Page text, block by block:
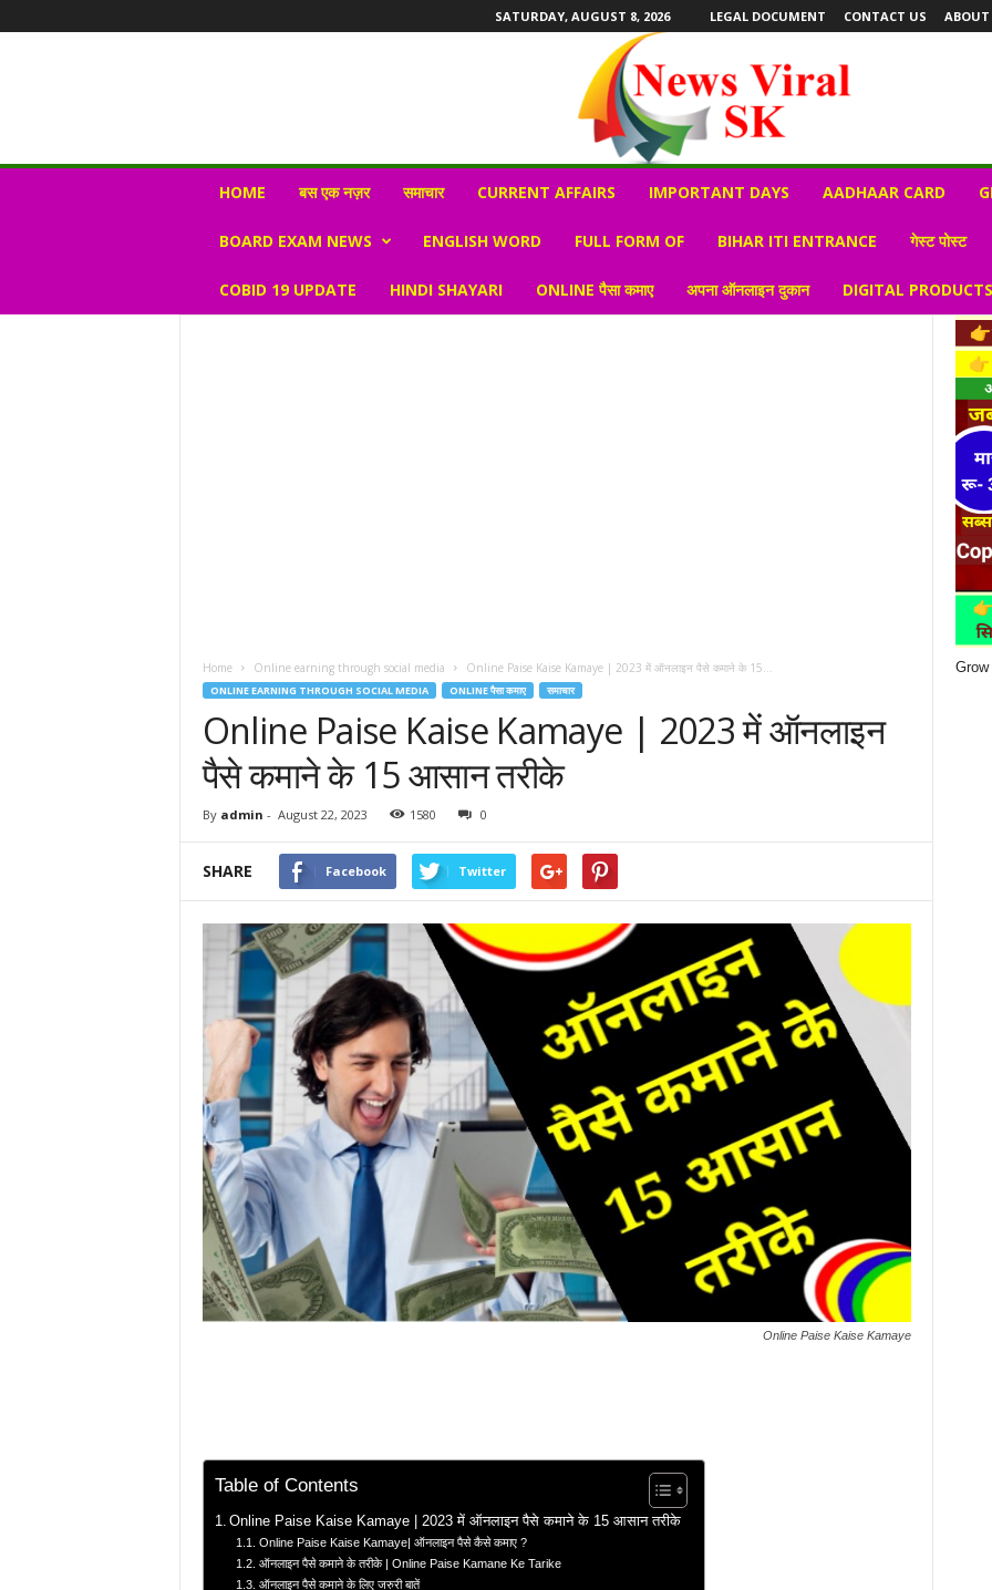
SATURDAY, AUGUST 8, 2026 LEGAL DOCUMENT CONTACT US ABOUT
r
HOME बस एक नज़र समाचार CURRENT AFFAIRS IMPORTANT DAYS AADHAAR CARD
BOARD EXAM NEWS ENGLISH WORD FULL FORM OF BIHAR ITI ENTRANCE गेस्ट पोस्ट
COBID 19 UPDATE HINDI SHAYARI ONLINE पैसा कमाए अपना ऑनलाइन दुकान DIGITAL
Home Online earning through social media Online Paise Kaise Kamaye | 2023 में ऑनलाइन पैसे कमाने के 15...
ONLINE EARNING THROUGH SOCIAL MEDIA ONLINE पैसा कमाए समाचार
Online Paise Kaise Kamaye | 2023 में ऑनलाइन
पैसे कमाने के 15 आसान तरीके
By admin - August 22, 2023 1580 0
SHARE Facebook Twitter
Online Paise Kaise Kamaye
Table of Contents
Online Paise Kaise Kamaye | 2023 में ऑनलाइन पैसे कमाने के 15 आसान तरीके
Online Paise Kaise Kamaye| ऑनलाइन पैसे कैसे कमाए ?
ऑनलाइन पैसे कमाने के तरीके | Online Paise Kamane Ke Tarike
ऑनलाइन पैसे कमाने के लिए जरुरी बातें